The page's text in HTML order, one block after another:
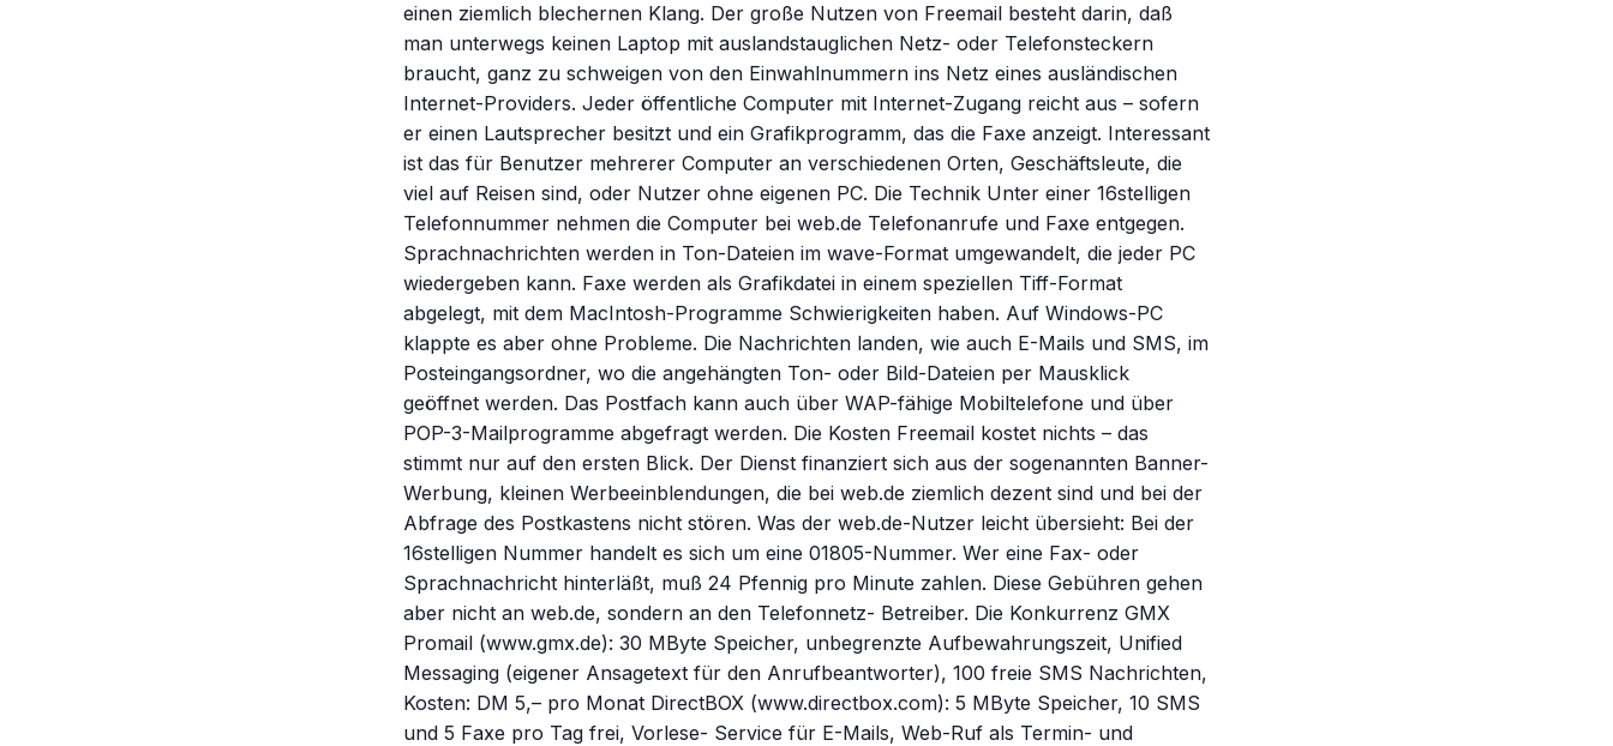
einen ziemlich blechernen Klang. Der große Nutzen von Freemail besteht darin, daß
man unterwegs keinen Laptop mit auslandstauglichen Netz- oder Telefonsteckern
braucht, ganz zu schweigen von den Einwahlnummern ins Netz eines ausländischen
Internet-Providers. Jeder öffentliche Computer mit Internet-Zugang reicht aus – sofern
er einen Lautsprecher besitzt und ein Grafikprogramm, das die Faxe anzeigt. Interessant
ist das für Benutzer mehrerer Computer an verschiedenen Orten, Geschäftsleute, die
viel auf Reisen sind, oder Nutzer ohne eigenen PC. Die Technik Unter einer 16stelligen
Telefonnummer nehmen die Computer bei web.de Telefonanrufe und Faxe entgegen.
Sprachnachrichten werden in Ton-Dateien im wave-Format umgewandelt, die jeder PC
wiedergeben kann. Faxe werden als Grafikdatei in einem speziellen Tiff-Format
abgelegt, mit dem MacIntosh-Programme Schwierigkeiten haben. Auf Windows-PC
klappte es aber ohne Probleme. Die Nachrichten landen, wie auch E-Mails und SMS, im
Posteingangsordner, wo die angehängten Ton- oder Bild-Dateien per Mausklick
geöffnet werden. Das Postfach kann auch über WAP-fähige Mobiltelefone und über
POP-3-Mailprogramme abgefragt werden. Die Kosten Freemail kostet nichts – das
stimmt nur auf den ersten Blick. Der Dienst finanziert sich aus der sogenannten Banner-
Werbung, kleinen Werbeeinblendungen, die bei web.de ziemlich dezent sind und bei der
Abfrage des Postkastens nicht stören. Was der web.de-Nutzer leicht übersieht: Bei der
16stelligen Nummer handelt es sich um eine 01805-Nummer. Wer eine Fax- oder
Sprachnachricht hinterläßt, muß 24 Pfennig pro Minute zahlen. Diese Gebühren gehen
aber nicht an web.de, sondern an den Telefonnetz- Betreiber. Die Konkurrenz GMX
Promail (www.gmx.de): 30 MByte Speicher, unbegrenzte Aufbewahrungszeit, Unified
Messaging (eigener Ansagetext für den Anrufbeantworter), 100 freie SMS Nachrichten,
Kosten: DM 5,– pro Monat DirectBOX (www.directbox.com): 5 MByte Speicher, 10 SMS
und 5 Faxe pro Tag frei, Vorlese- Service für E-Mails, Web-Ruf als Termin- und